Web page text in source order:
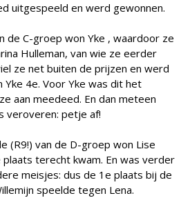
uitgespeeld en werd gewonnen.
de C-groep won Yke , waardoor ze
Hulleman, van wie ze eerder
ze net buiten de prijzen en werd
Yke 4e. Voor Yke was dit het
aan meedeed. En dan meteen
veroveren: petje af!
(R9!) van de D-groep won Lise
terecht kwam. En was verder
meisjes: dus de 1e plaats bij de
speelde tegen Lena.